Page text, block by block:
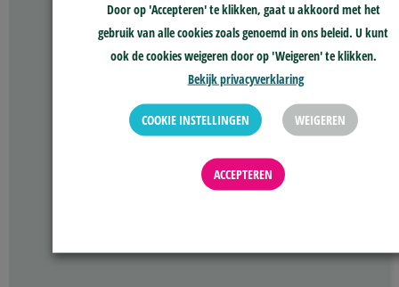
Door op 'Accepteren' te klikken, gaat u akkoord met het
gebruik van alle cookies zoals genoemd in ons beleid. U kunt
ook de cookies weigeren door op 'Weigeren' te klikken.
Bekijk privacyverklaring
COOKIE INSTELLINGEN WEIGEREN
ACCEPTEREN